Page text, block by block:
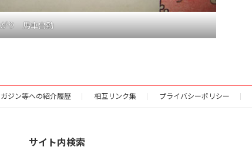
り 馬車出勤
ジン等への紹介履歴 相互リンク集 プライバシーポリシー
サイト内検索